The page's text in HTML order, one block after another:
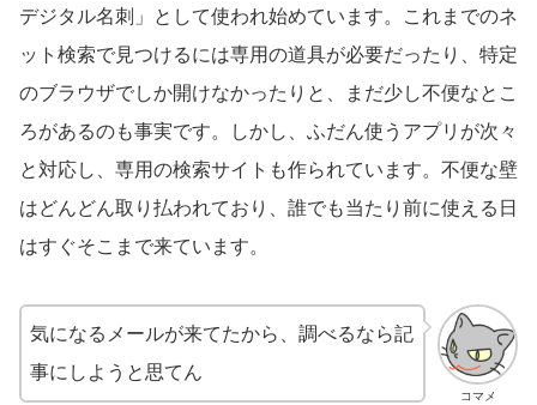
デジタル名刺」として使われ始めています。これまでのネ
ット検索で見つけるには専用の道具が必要だったり、特定
のブラウザでしか開けなかったりと、まだ少し不便なとこ
ろがあるのも事実です。しかし、ふだん使うアプリが次々
と対応し、専用の検索サイトも作られています。不便な壁
はどんどん取り払われており、誰でも当たり前に使える日
はすぐそこまで来ています。
コマメ
気になるメールが来てたから、調べるなら記
事にしようと思てん